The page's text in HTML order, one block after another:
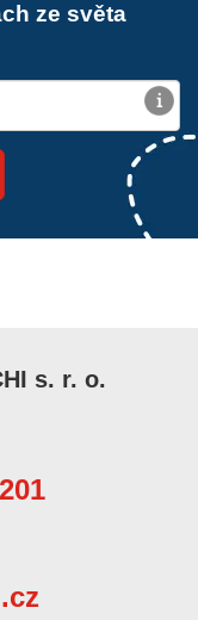
ze světa
s. r. o.